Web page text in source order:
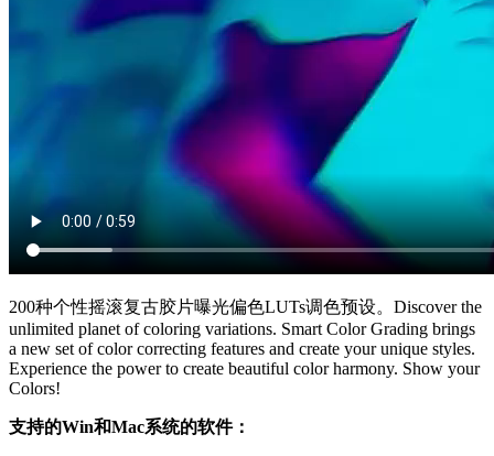
200种个性摇滚复古胶片曝光偏色LUTs调色预设。Discover the
unlimited planet of coloring variations. Smart Color Grading brings
a new set of color correcting features and create your unique styles.
Experience the power to create beautiful color harmony. Show your
Colors!
支持的Win和Mac系统的软件：